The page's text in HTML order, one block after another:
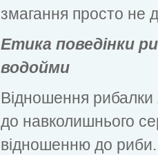
змагання просто не
Етика поведінки
водойми
Відношення рибалки
до навколишнього
відношенню до